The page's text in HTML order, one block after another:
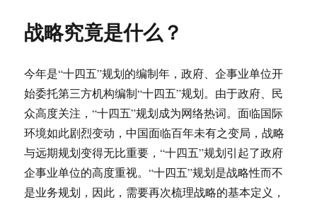
思
考
战略究竟是什么？
今年是“十四五”规划的编制年，政府、企事业单位开
始委托第三方机构编制“十四五”规划。由于政府、民
众高度关注，“十四五”规划成为网络热词。面临国际
环境如此剧烈变动，中国面临百年未有之变局，战略
与远期规划变得无比重要，“十四五”规划引起了政府
企事业单位的高度重视。“十四五”规划是战略性而不
是业务规划，因此，需要再次梳理战略的基本定义，